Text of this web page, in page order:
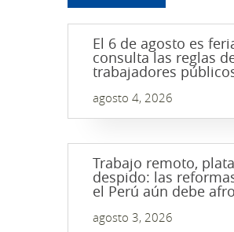
El 6 de agosto es
consulta las reglas
trabajadores
agosto 4, 2026
Trabajo remoto,
despido: las
el Perú aún debe
agosto 3, 2026